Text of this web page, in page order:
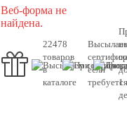
Веб-форма не
найдена.
22478
товаров
в
каталоге
если
требуется
1